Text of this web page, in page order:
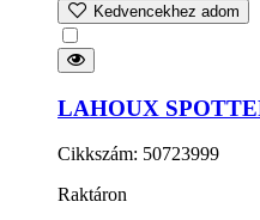
Kedvencekhez adom
LAHOUX
Cikkszám: 50723999
Raktáron